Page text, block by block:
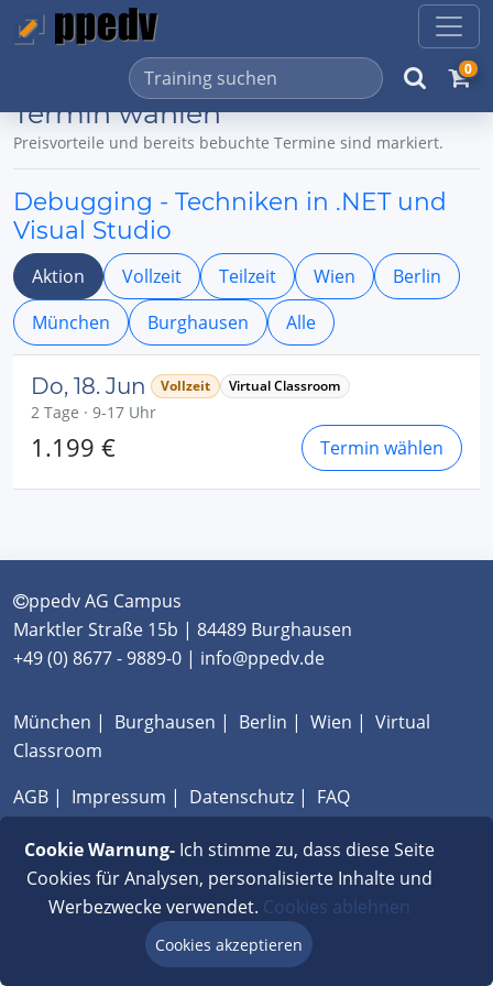
0
Termin wählen
Preisvorteile und bereits bebuchte Termine sind markiert.
Debugging - Techniken in .NET und
Visual Studio
Aktion Vollzeit Teilzeit Wien
Berlin
München
Burghausen Alle
Do, 18. Jun Vollzeit Virtual Classroom
2 Tage · 9-17 Uhr
1.199 € Termin wählen
ppedv AG Campus
Marktler Straße 15b | 84489 Burghausen
+49 (0) 8677 - 9889-0 | info@ppedv.de
München | Burghausen | Berlin | Wien | Virtual
Classroom
AGB | Impressum | Datenschutz | FAQ
Cookie Warnung-Ich stimme zu, dass diese Seite
Cookies für Analysen, personalisierte Inhalte und
Werbezwecke verwendet. Cookies ablehnen
Cookies akzeptieren